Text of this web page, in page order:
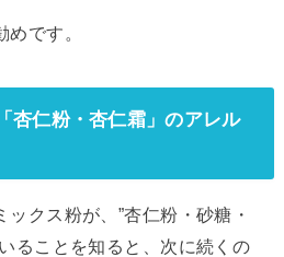
です。
杏仁粉・杏仁霜」のアレル
ックス粉が、”杏仁粉・砂糖・
ることを知ると、次に続くの